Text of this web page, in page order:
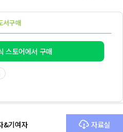
서구매
스토어에서 구매
&기여자 자료실